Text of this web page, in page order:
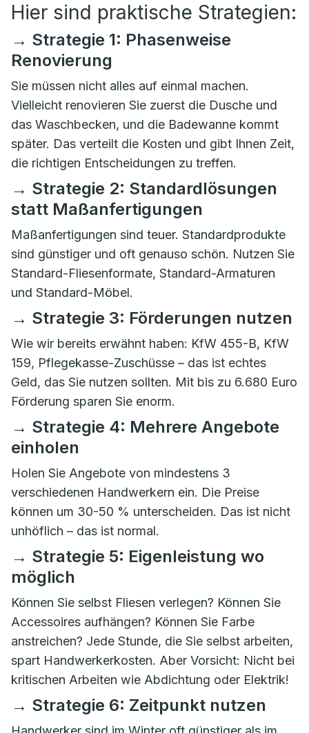
Hier sind praktische Strategien:
→ Strategie 1: Phasenweise
Renovierung
Sie müssen nicht alles auf einmal machen.
Vielleicht renovieren Sie zuerst die Dusche und
das Waschbecken, und die Badewanne kommt
später. Das verteilt die Kosten und gibt Ihnen Zeit,
die richtigen Entscheidungen zu treffen.
→ Strategie 2: Standardlösungen
statt Maßanfertigungen
Maßanfertigungen sind teuer. Standardprodukte
sind günstiger und oft genauso schön. Nutzen Sie
Standard-Fliesenformate, Standard-Armaturen
und Standard-Möbel.
→ Strategie 3: Förderungen nutzen
Wie wir bereits erwähnt haben: KfW 455-B, KfW
159, Pflegekasse-Zuschüsse – das ist echtes
Geld, das Sie nutzen sollten. Mit bis zu 6.680 Euro
Förderung sparen Sie enorm.
→ Strategie 4: Mehrere Angebote
einholen
Holen Sie Angebote von mindestens 3
verschiedenen Handwerkern ein. Die Preise
können um 30-50 % unterscheiden. Das ist nicht
unhöflich – das ist normal.
→ Strategie 5: Eigenleistung wo
möglich
Können Sie selbst Fliesen verlegen? Können Sie
Accessoires aufhängen? Können Sie Farbe
anstreichen? Jede Stunde, die Sie selbst arbeiten,
spart Handwerkerkosten. Aber Vorsicht: Nicht bei
kritischen Arbeiten wie Abdichtung oder Elektrik!
→ Strategie 6: Zeitpunkt nutzen